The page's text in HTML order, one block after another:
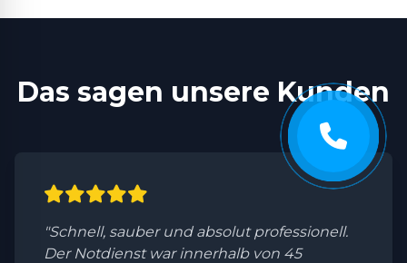
Das sagen unsere Kunden
"Schnell, sauber und absolut professionell.
Der Notdienst war innerhalb von 45